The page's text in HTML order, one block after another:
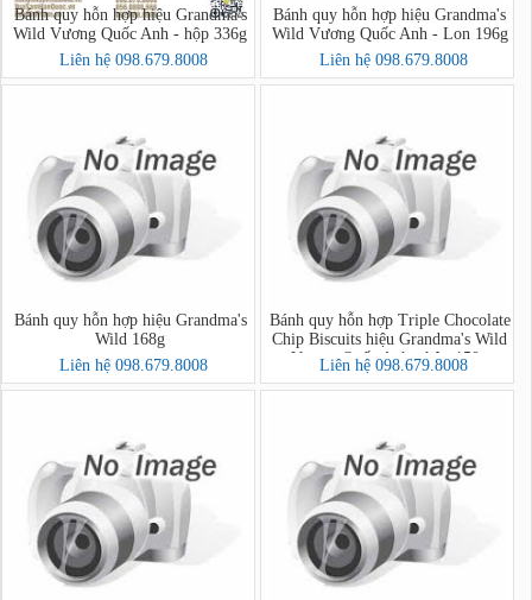
Bánh quy hỗn hợp hiệu Grandma's
Wild Vương Quốc Anh - hộp 336g
Liên hệ 098.679.8008
Bánh quy hỗn hợp hiệu Grandma's
Wild Vương Quốc Anh - Lon 196g
Liên hệ 098.679.8008
Bánh quy hỗn hợp hiệu Grandma's
Wild 168g
Liên hệ 098.679.8008
Bánh quy hỗn hợp Triple Chocolate
Chip Biscuits hiệu Grandma's Wild
Vương Quốc Anh - hộp 150g
Liên hệ 098.679.8008